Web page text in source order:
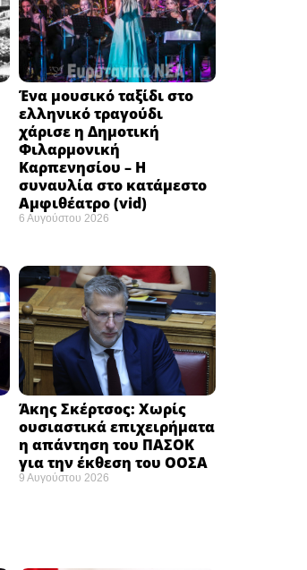
Ένα μουσικό ταξίδι στο
ελληνικό τραγούδι
χάρισε η Δημοτική
Φιλαρμονική
Καρπενησίου – Η
συναυλία στο κατάμεστο
Αμφιθέατρο (vid)
6 Αυγούστου 2026
Άκης Σκέρτσος: Χωρίς
ουσιαστικά επιχειρήματα
η απάντηση του ΠΑΣΟΚ
για την έκθεση του ΟΟΣΑ ​
9 Αυγούστου 2026